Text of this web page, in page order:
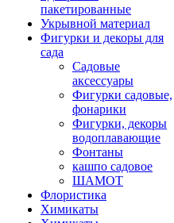
пакетированные
Укрывной материал
Фигурки и декоры для
сада
Садовые
аксессуары
Фигурки садовые,
фонарики
Фигурки, декоры
водоплавающие
Фонтаны
кашпо садовое
ШАМОТ
Флористика
Химикаты